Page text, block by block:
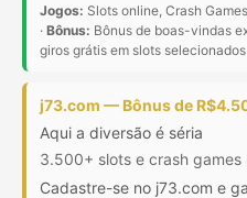
Jogos: Slots online, Crash
· Bônus: Bônus de boas-vindas
giros grátis em slots selecionados
j73.com — Bônus de
Aqui a diversão é séria
3.500+ slots e crash games
Cadastre-se no j73.com e